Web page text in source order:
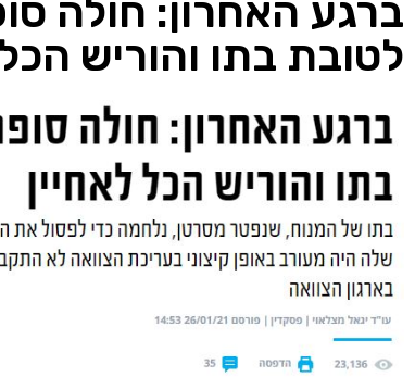
ברגע האחרון: חולה
לטובת בתו והוריש הכל